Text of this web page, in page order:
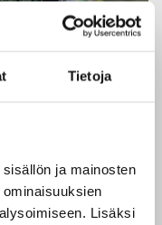
Tietoja
ja mainosten
Lisäksi